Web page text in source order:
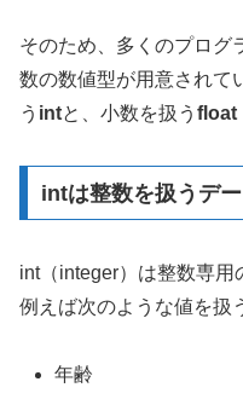
そのため、多くのプログ
数の数値型が用意されて
う intと、小数を扱う float
intは整数を扱うデ
int（integer）は整数専用
例えば次のような値を扱
年齢